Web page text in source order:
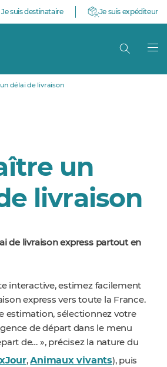
Je suis destinataire Je suis expéditeur
délai de livraison
un
livraison
de livraison express partout en
interactive, estimez facilement
express vers toute la France.
estimation, sélectionnez votre
de départ dans le menu
de… », précisez la nature du
,Animaux vivants), puis